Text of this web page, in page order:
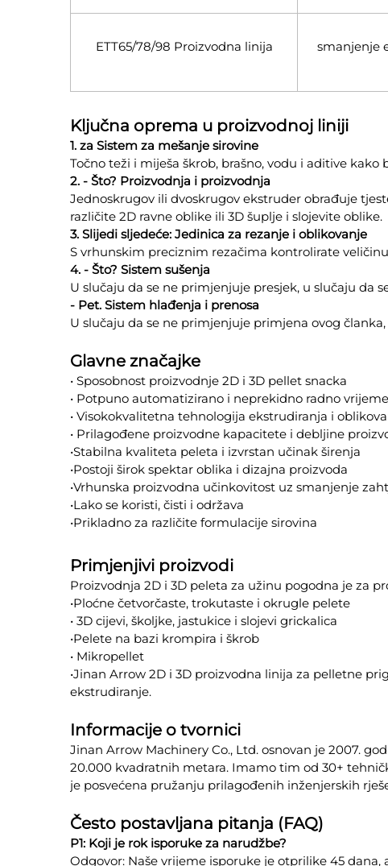
ETT65/78/98 Proizvodna linija smanjenje
Ključna oprema u proizvodnoj liniji
1. za Sistem za mešanje sirovine
Točno teži i miješa škrob, brašno, vodu i aditive
2. - Što? Proizvodnja i proizvodnja
Jednoskrugov ili dvoskrugov ekstruder obrađuje
različite 2D ravne oblike ili 3D šuplje i slojevite oblike.
3. Slijedi sljedeće: Jedinica za rezanje i oblikovanje
S vrhunskim preciznim rezačima kontrolirate
4. - Što? Sistem sušenja
U slučaju da se ne primjenjuje presjek, u slučaju da
- Pet. Sistem hlađenja i prenosa
U slučaju da se ne primjenjuje primjena ovog
Glavne značajke
• Sposobnost proizvodnje 2D i 3D pellet snacka
• Potpuno automatizirano i neprekidno radno vrijeme
• Visokokvalitetna tehnologija ekstrudiranja i
• Prilagođene proizvodne kapacitete i debljine
•Stabilna kvaliteta peleta i izvrstan učinak širenja
•Postoji širok spektar oblika i dizajna proizvoda
•Vrhunska proizvodna učinkovitost uz smanjenje
•Lako se koristi, čisti i održava
•Prikladno za različite formulacije sirovina
Primjenjivi proizvodi
Proizvodnja 2D i 3D peleta za užinu pogodna je za
•Ploćne četvorčaste, trokutaste i okrugle pelete
• 3D cijevi, školjke, jastukice i slojevi grickalica
•Pelete na bazi krompira i škrob
• Mikropellet
•Jinan Arrow 2D i 3D proizvodna linija za pelletne
ekstrudiranje.
Informacije o tvornici
Jinan Arrow Machinery Co., Ltd. osnovan je 2007.
20.000 kvadratnih metara. Imamo tim od 30+
je posvećena pružanju prilagođenih inženjerskih
Često postavljana pitanja (FAQ)
P1: Koji je rok isporuke za narudžbe?
Odgovor: Naše vrijeme isporuke je otprilike 45